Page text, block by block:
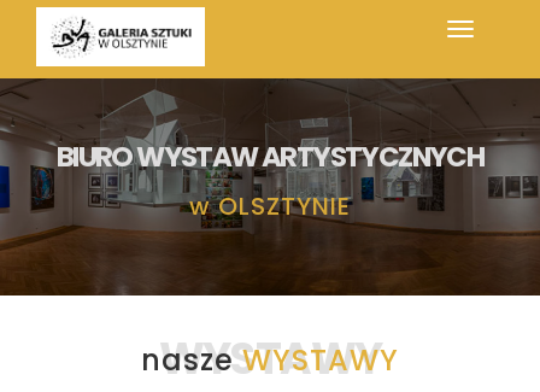
BIURO WYSTAW ARTYSTYCZNYCH
w OLSZTYNIE
WYSTAWY
naszeWYSTAWY